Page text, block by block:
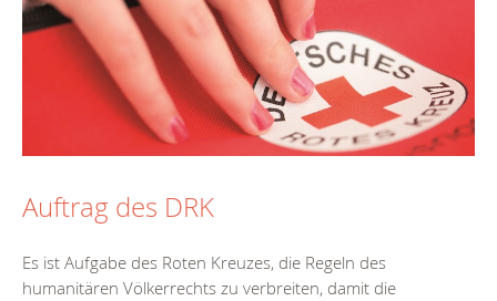
Auftrag des DRK
Es ist Aufgabe des Roten Kreuzes, die Regeln des
humanitären Völkerrechts zu verbreiten, damit die